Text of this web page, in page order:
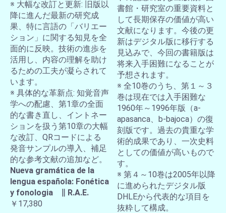
※ 大幅な改訂と更新: 旧版以
降に進んだ最新の研究成
果、特に言語の「バリエー
ション」に関する知見を全
面的に反映。技術の進歩を
活用し、内容の理解を助け
るための工夫が凝らされて
います。
※ 具体的な革新点: 知覚音声
学への配慮、第1章の全面
的な書き直し、イントネー
ションを扱う第10章の大幅
な改訂、QRコードによる
発音サンプルの導入、補足
的な参考文献の追加など。
Nueva gramática de la
lengua española: Fonética
y fonologia ∥ R.A.E.
￥17,380
書館・研究室の重要資料と
して長期保存の価値が高い
文献になります。今後の更
新はデジタル版に移行する
見込みで、今回の書籍版は
将来入手困難になることが
予想されます。
※ 全10巻のうち、第１～３
巻は現在では入手困難な
1960年～1996年版（a-
apasanca、b-bajoca）の復
刻版です。過去の貴重な学
術的成果であり、一次史料
としての価値が高いもので
す。
※ 第４～10巻は2005年以降
に進められたデジタル版
DHLEから代表的な項目を
抜粋して構成。